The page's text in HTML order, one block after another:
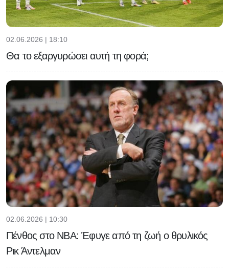
02.06.2026 | 18:10
Θα το εξαργυρώσει αυτή τη φορά;
02.06.2026 | 10:30
Πένθος στο NBA: Έφυγε από τη ζωή ο θρυλικός
Ρικ Άντελμαν